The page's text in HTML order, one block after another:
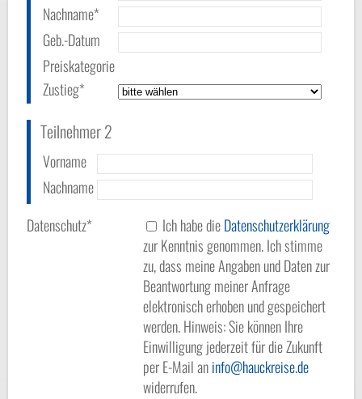
Nachname*
Geb.-Datum
Preiskategorie
Zustieg*
Teilnehmer 2
Vorname
Nachname
Datenschutz*
Ich habe dieDatenschutzerklärung
zur Kenntnis genommen. Ich stimme
zu, dass meine Angaben und Daten zur
Beantwortung meiner Anfrage
elektronisch erhoben und gespeichert
werden. Hinweis: Sie können Ihre
Einwilligung jederzeit für die Zukunft
per E-Mail aninfo
hauckreise.de
widerrufen.